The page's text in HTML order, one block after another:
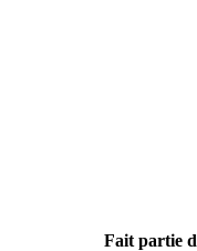
Fait partie